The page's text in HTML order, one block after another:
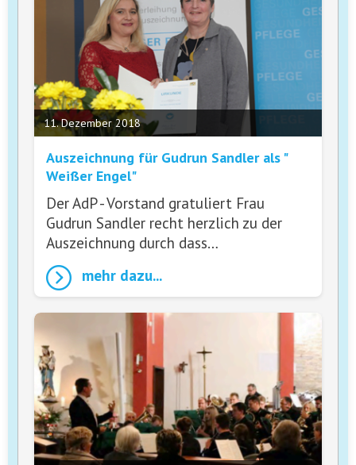
11. Dezember 2018
Auszeichnung für Gudrun Sandler als "
Weißer Engel"
Der AdP - Vorstand gratuliert Frau
Gudrun Sandler recht herzlich zu der
Auszeichnung durch dass…
mehr dazu...